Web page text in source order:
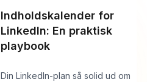
Indholdskalender for
LinkedIn: En praktisk
playbook
Din LinkedIn-plan så solid ud om